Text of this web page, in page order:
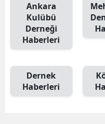
Ankara
Kulübü
Derneği
Haberleri
Dernek
Haberleri